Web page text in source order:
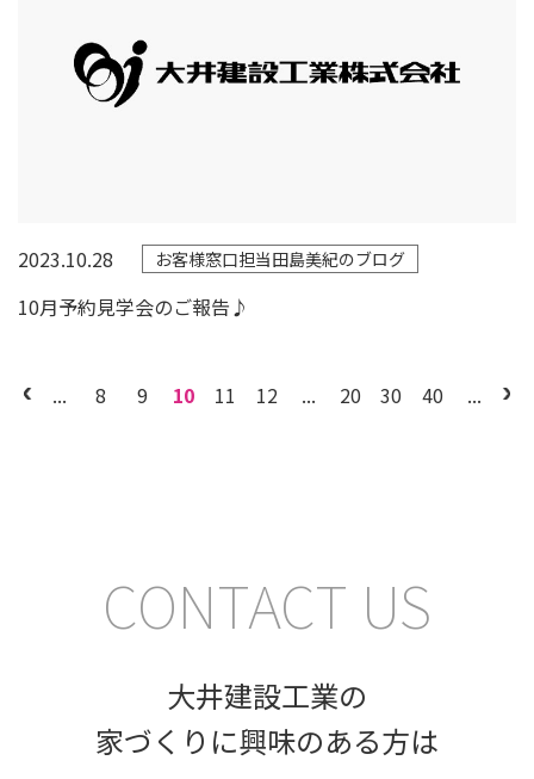
2023.10.28 お客様窓口担当田島美紀のブログ
10月予約見学会のご報告♪
... 8 9 10 11 12 ... 20 30 40 ...
CONTACT US
大井建設工業の
家づくりに興味のある方は